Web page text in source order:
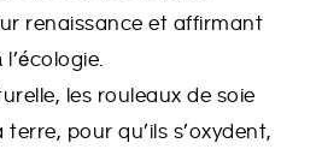
renaissance et affirmant
les rouleaux de soie
pour qu’ils s’oxydent,